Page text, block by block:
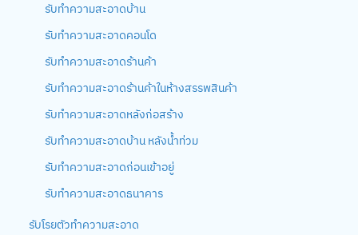
รับทำความสะอาดบ้าน
รับทำความสะอาดคอนโด
รับทำความสะอาดร้านค้า
รับทำความสะอาดร้านค้าในห้างสรรพสินค้า
รับทำความสะอาดหลังก่อสร้าง
รับทำความสะอาดบ้าน หลังน้ำท่วม
รับทำความสะอาดก่อนเข้าอยู่
รับทำความสะอาดธนาคาร
รับโรยตัวทำความสะอาด